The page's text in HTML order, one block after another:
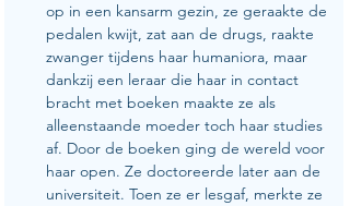
op in een kansarm gezin, ze geraakte de
pedalen kwijt, zat aan de drugs, raakte
zwanger tijdens haar humaniora, maar
dankzij een leraar die haar in contact
bracht met boeken maakte ze als
alleenstaande moeder toch haar studies
af. Door de boeken ging de wereld voor
haar open. Ze doctoreerde later aan de
universiteit. Toen ze er lesgaf, merkte ze